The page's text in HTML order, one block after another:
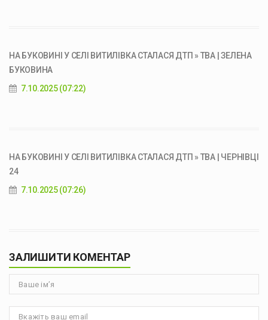
НА БУКОВИНІ У СЕЛІ ВИТИЛІВКА СТАЛАСЯ ДТП » ТВА | ЗЕЛЕНА
БУКОВИНА
7.10.2025 (07:22)
НА БУКОВИНІ У СЕЛІ ВИТИЛІВКА СТАЛАСЯ ДТП » ТВА | ЧЕРНІВЦІ
24
7.10.2025 (07:26)
ЗАЛИШИТИ КОМЕНТАР